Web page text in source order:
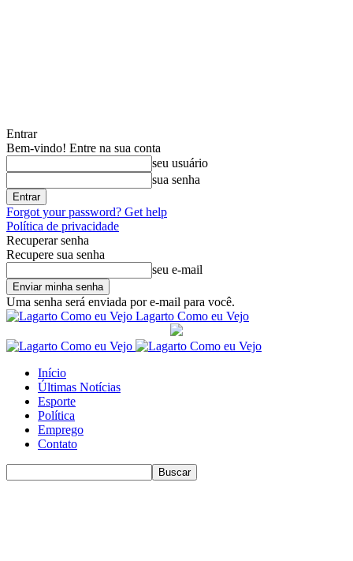
Entrar
Bem-vindo! Entre na sua conta
seu usuário
sua senha
Forgot your password? Get help
Política de privacidade
Recuperar senha
Recupere sua senha
seu e-mail
Uma senha será enviada por e-mail para você.
Lagarto Como eu Vejo
Início
Últimas Notícias
Esporte
Política
Emprego
Contato